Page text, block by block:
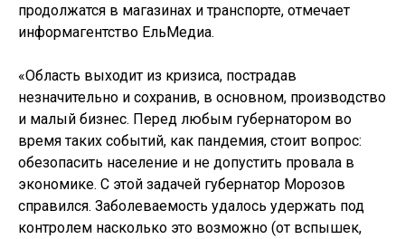
продолжатся в магазинах и транспорте, отмечает
информагентство ЕльМедиа.
«Область выходит из кризиса, пострадав
незначительно и сохранив, в основном, производство
и малый бизнес. Перед любым губернатором во
время таких событий, как пандемия, стоит вопрос:
обезопасить население и не допустить провала в
экономике. С этой задачей губернатор Морозов
справился. Заболеваемость удалось удержать под
контролем насколько это возможно (от вспышек,